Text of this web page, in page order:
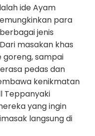
ide Ayam
para
jenis
masakan khas
goreng, sampai
pedas dan
kenikmatan
Teppanyaki
yang ingin
langsung di